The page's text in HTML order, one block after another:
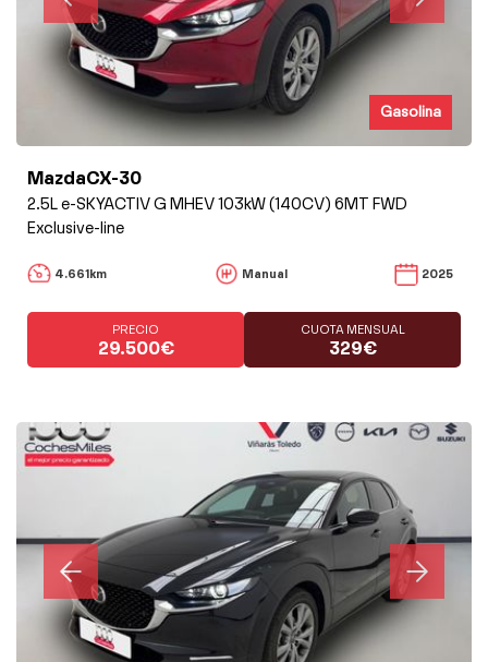
Gasolina
MazdaCX-30
2.5L e-SKYACTIV G MHEV 103kW (140CV) 6MT FWD
Exclusive-line
4.661km Manual 2025
PRECIO
29.500€
CUOTA MENSUAL
329€